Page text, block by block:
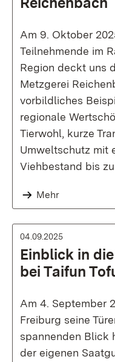
Am 9. Oktober
Teilnehmende im
Region deckt uns
Metzgerei
vorbildliches
regionale
Tierwohl, kurze
Umweltschutz mit
Viehbestand bis
Mehr
04.09.2025
Einblick in
bei Taifun
Am 4. September
Freiburg seine
spannenden Blick
der eigenen